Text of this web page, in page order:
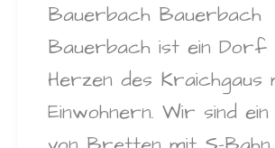
Bauerbach Bauerbach
Bauerbach ist ein Dorf
Herzen des Kraichgaus
Einwohnern. Wir sind